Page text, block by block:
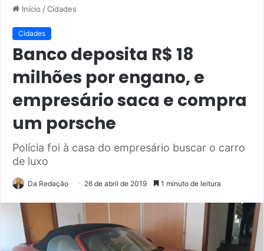
Início /Cidades
Cidades
Banco deposita R$ 18
milhões por engano, e
empresário saca e compra
um porsche
Polícia foi à casa do empresário buscar o carro
de luxo
Da Redação 26 de abril de 2019 1 minuto de leitura